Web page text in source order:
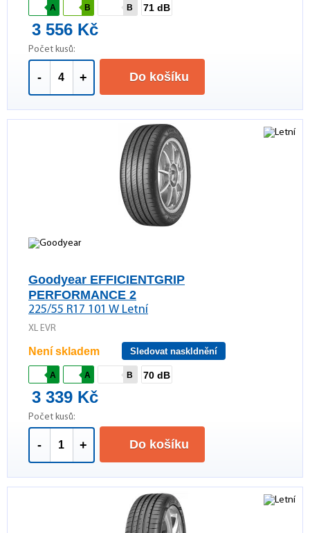
A B B 71 dB
3 556 Kč
Počet kusů:
- + Do košíku
Goodyear EFFICIENTGRIP
PERFORMANCE 2
225/55 R17 101 W Letní
XL EVR
Není skladem Sledovat naskldnění
A A B 70 dB
3 339 Kč
Počet kusů:
- + Do košíku